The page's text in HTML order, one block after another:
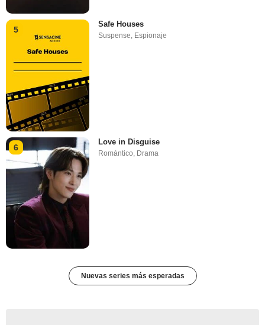
5
Safe Houses
Suspense, Espionaje
6
Love in Disguise
Romántico Drama
Nuevas series más esperadas